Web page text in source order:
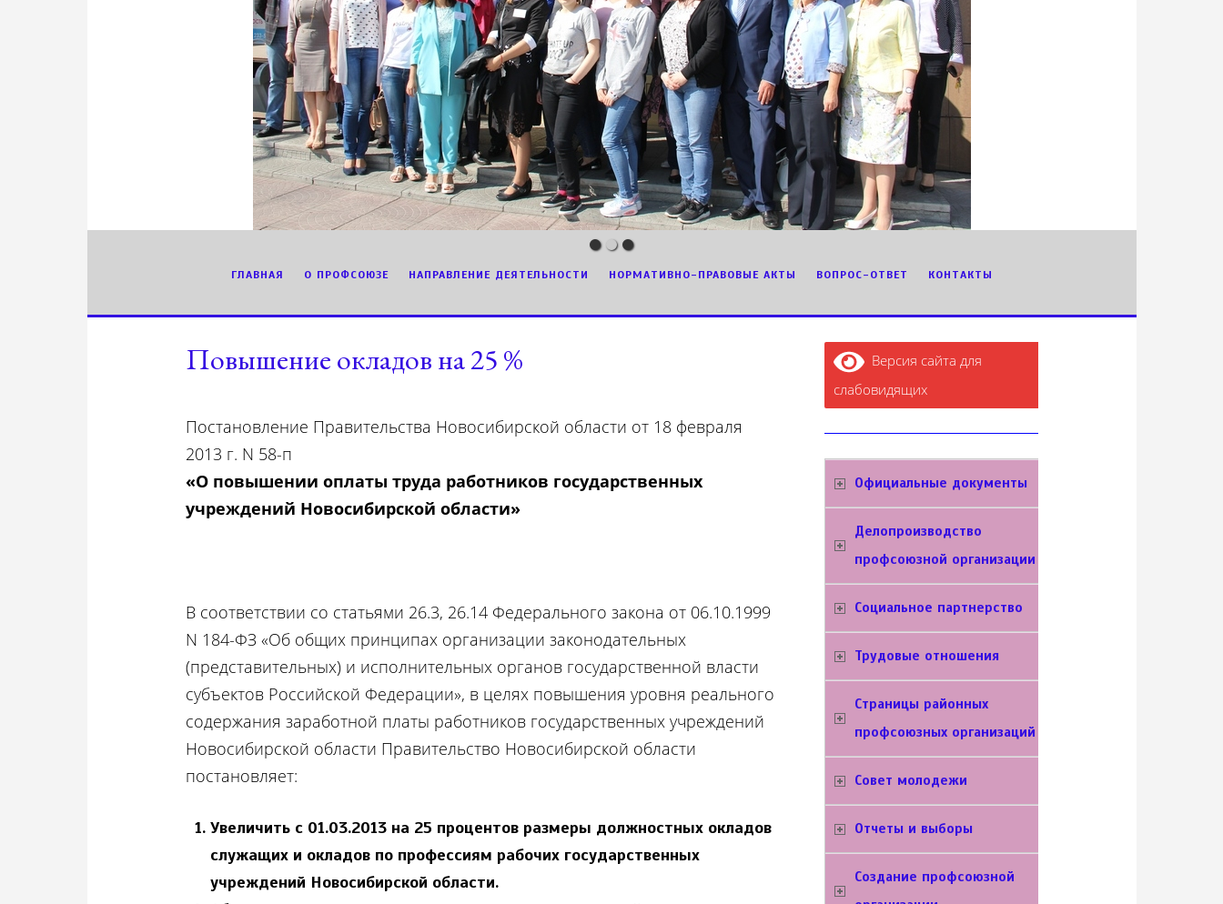
ГЛАВНАЯ О ПРОФСОЮЗЕ НАПРАВЛЕНИЕ ДЕЯТЕЛЬНОСТИ НОРМАТИВНО-ПРАВОВЫЕ АКТЫ ВОПРОС-ОТВЕТ КОНТАКТЫ
Повышение окладов на 25 %
Постановление Правительства Новосибирской области от 18 февраля
2013 г. N 58-п
«О повышении оплаты труда работников государственных
учреждений Новосибирской области»
В соответствии со статьями 26.3, 26.14 Федерального закона от 06.10.1999
N 184-ФЗ «Об общих принципах организации законодательных
(представительных) и исполнительных органов государственной власти
субъектов Российской Федерации», в целях повышения уровня реального
содержания заработной платы работников государственных учреждений
Новосибирской области Правительство Новосибирской области
постановляет:
Увеличить с 01.03.2013 на 25 процентов размеры должностных окладов
служащих и окладов по профессиям рабочих государственных
учреждений Новосибирской области.
Версия сайта для
слабовидящих
Официальные документы
Делопроизводство
профсоюзной организации
Социальное партнерство
Трудовые отношения
Cтраницы районных
профсоюзных организаций
Совет молодежи
Отчеты и выборы
Создание профсоюзной